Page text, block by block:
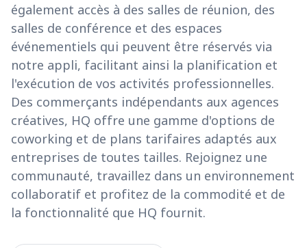
également accès à des salles de réunion, des
salles de conférence et des espaces
événementiels qui peuvent être réservés via
notre appli, facilitant ainsi la planification et
l'exécution de vos activités professionnelles.
Des commerçants indépendants aux agences
créatives, HQ offre une gamme d'options de
coworking et de plans tarifaires adaptés aux
entreprises de toutes tailles. Rejoignez une
communauté, travaillez dans un environnement
collaboratif et profitez de la commodité et de
la fonctionnalité que HQ fournit.